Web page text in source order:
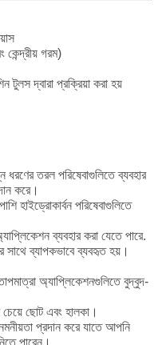
কেন্দ্রীয় গরম)
টুলস দ্বারা প্রক্রিয়া করা হয়
তরল পরিষেবাগুলিতে ব্যবহার
করে।
হাইড্রোকার্বন পরিষেবাগুলিতে
ব্যবহার করা যেতে পারে.
সাথে ব্যাপকভাবে ব্যবহৃত হয়।
অ্যাপ্লিকেশনগুলিতে বুদ্বুদ-
ছোট এবং হালকা।
প্রদান করে যাতে আপনি